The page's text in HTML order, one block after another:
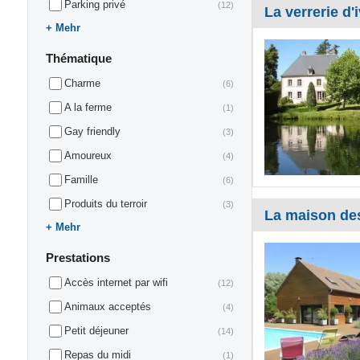
Parking privé (12)
Mehr
Thématique
Charme (6)
A la ferme (1)
Gay friendly (3)
Amoureux (4)
Famille (6)
Produits du terroir (3)
Mehr
Prestations
Accès internet par wifi (12)
Animaux acceptés (4)
Petit déjeuner (14)
Repas du midi (1)
La verrerie
La maison